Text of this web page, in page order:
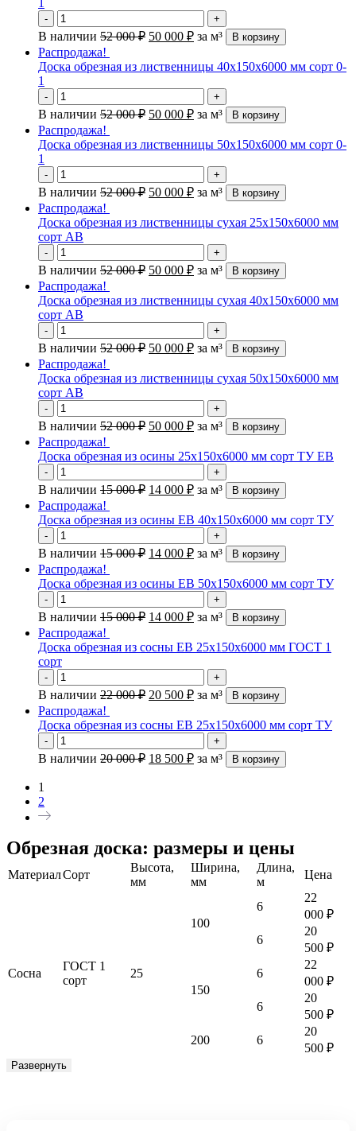
1
- +
В наличии 52 000₽ 50 000 ₽ за м³ В корзину
Распродажа!
Доска обрезная из лиственницы 40х150х6000 мм сорт 0-
1
- +
В наличии 52 000₽ 50 000 ₽ за м³ В корзину
Распродажа!
Доска обрезная из лиственницы 50х150х6000 мм сорт 0-
1
- +
В наличии 52 000₽ 50 000 ₽ за м³ В корзину
Распродажа!
Доска обрезная из лиственницы сухая 25х150х6000 мм
сорт АВ
- +
В наличии 52 000₽ 50 000 ₽ за м³ В корзину
Распродажа!
Доска обрезная из лиственницы сухая 40х150х6000 мм
сорт АВ
- +
В наличии 52 000₽ 50 000 ₽ за м³ В корзину
Распродажа!
Доска обрезная из лиственницы сухая 50х150х6000 мм
сорт АВ
- +
В наличии 52 000₽ 50 000 ₽ за м³ В корзину
Распродажа!
Доска обрезная из осины 25х150х6000 мм сорт ТУ ЕВ
- +
В наличии 15 000₽ 14 000 ₽ за м³ В корзину
Распродажа!
Доска обрезная из осины ЕВ 40х150х6000 мм сорт ТУ
- +
В наличии 15 000₽ 14 000 ₽ за м³ В корзину
Распродажа!
Доска обрезная из осины ЕВ 50х150х6000 мм сорт ТУ
- +
В наличии 15 000₽ 14 000 ₽ за м³ В корзину
Распродажа!
Доска обрезная из сосны ЕВ 25х150х6000 мм ГОСТ 1
сорт
- +
В наличии 22 000₽ 20 500 ₽ за м³ В корзину
Распродажа!
Доска обрезная из сосны ЕВ 25х150х6000 мм сорт ТУ
- +
В наличии 20 000₽ 18 500 ₽ за м³ В корзину
1
2
Обрезная доска: размеры и цены
МатериалСорт
Высота,
мм
Ширина,
мм
Длина,
м
Цена
Cосна
ГОСТ 1
сорт
25
100
6
22
000 ₽
6
20
500 ₽
150
6
22
000 ₽
6
20
500 ₽
200
6
20
500 ₽
Развернуть